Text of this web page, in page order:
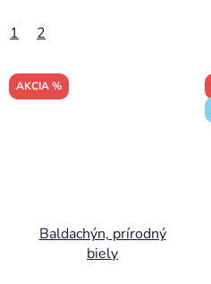
1 2
AKCIA %
Baldachýn, prírodný
biely